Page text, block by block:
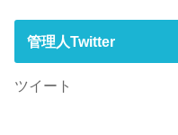
管理人Twitter
ツイート